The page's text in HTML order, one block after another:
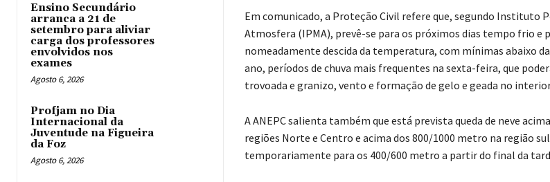
Ensino Secundário
arranca a 21 de
setembro para aliviar
carga dos professores
envolvidos nos
exames
Agosto 6, 2026
Profjam no Dia
Internacional da
Juventude na Figueira
da Foz
Agosto 6, 2026
Em comunicado, a Proteção Civil refere que, segundo Instituto
Atmosfera (IPMA), prevê-se para os próximos dias tempo frio e
nomeadamente descida da temperatura, com mínimas abaixo
ano, períodos de chuva mais frequentes na sexta-feira, que
trovoada e granizo, vento e formação de gelo e geada no
A ANEPC salienta também que está prevista queda de neve
regiões Norte e Centro e acima dos 800/1000 metro na região
temporariamente para os 400/600 metro a partir do final da